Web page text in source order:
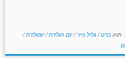
תויגברט/גליל נייר/יום הולדת/יומולדת/